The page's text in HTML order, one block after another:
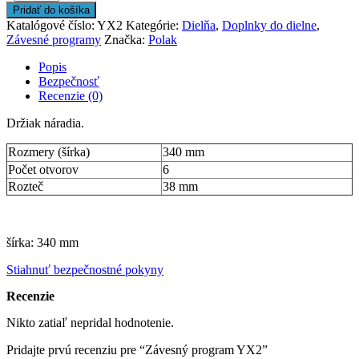
Pridať do košíka
Katalógové číslo: YX2 Kategórie: Dielňa, Doplnky do dielne,
Závesné programy Značka: Polak
Popis
Bezpečnosť
Recenzie (0)
Držiak náradia.
Rozmery (šírka)
340 mm
Počet otvorov
6
Rozteč
38 mm
šírka: 340 mm
Stiahnuť bezpečnostné pokyny
Recenzie
Nikto zatiaľ nepridal hodnotenie.
Pridajte prvú recenziu pre “Závesný program YX2”